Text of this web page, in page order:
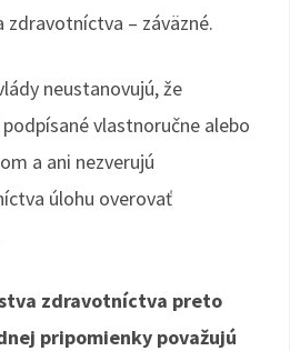
– záväzné.
neustanovujú, že
vlastnoručne alebo
a ani nezverujú
úlohu overovať
zdravotníctva preto
pripomienky považujú